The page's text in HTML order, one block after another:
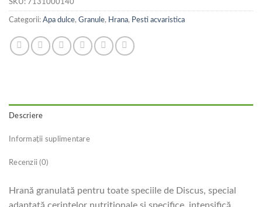
SKU: 7131000140
Categorii: Apa dulce, Granule, Hrana, Pesti acvaristica
Descriere
Informații suplimentare
Recenzii (0)
Hrană granulată pentru toate speciile de Discus, special